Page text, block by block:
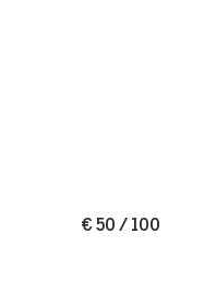
€ 50 / 100